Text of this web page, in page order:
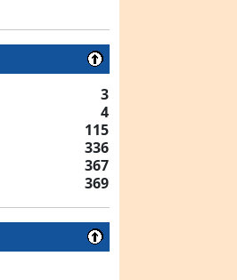
3
4
115
336
367
369